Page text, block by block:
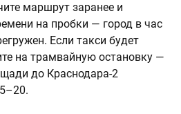
маршрут заранее и
на пробки — город в час
Если такси будет
на трамвайную остановку —
до Краснодара-2